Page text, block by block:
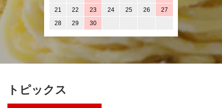
21 22 23 24 25 26 27
28 29 30
トピックス